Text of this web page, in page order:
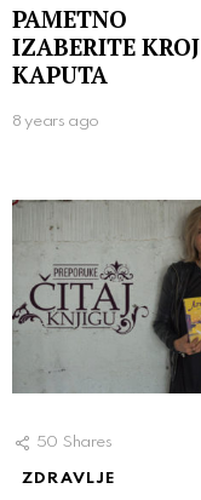
PAMETNO
IZABERITE KROJ
KAPUTA
8 years ago
50 Shares
ZDRAVLJE